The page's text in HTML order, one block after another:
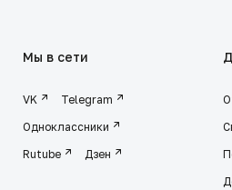
Мы в сети
VK
Telegram
Одноклассники
Rutube
Дзен